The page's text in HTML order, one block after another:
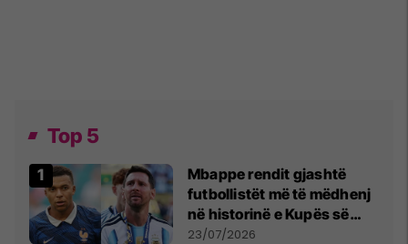
Top 5
Mbappe rendit gjashtë
futbollistët më të mëdhenj
në historinë e Kupës së
Botës, Messi mbetet i dyti
23/07/2026